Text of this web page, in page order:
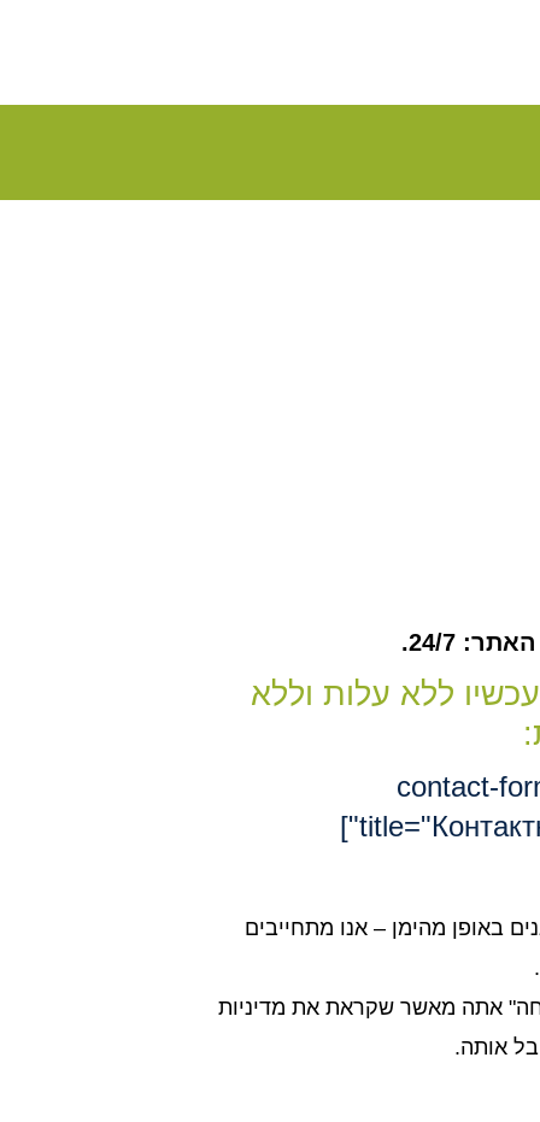
24/7.
ללא עלות וללא
[contact-
באופן מהימן – אנו מתחייבים
אתה מאשר שקראת את מדיניות
אותה.